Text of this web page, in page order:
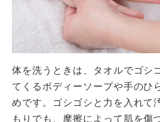
体を洗うときは、タオルでゴシ
てくるボディーソープや手のひ
めです。ゴシゴシと力を入れて
もりでも、摩擦によって肌を傷